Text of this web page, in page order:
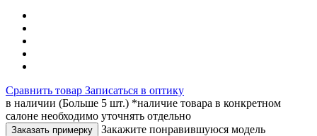
Сравнить товар Записаться в оптику
в наличии (Больше 5 шт.) *наличие товара в конкретном
салоне необходимо уточнять отдельно
Заказать примерку
Закажите понравившуюся модель